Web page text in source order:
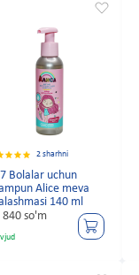
2 sharhni
Bolalar uchun
Alice meva
140 ml
840 so'm